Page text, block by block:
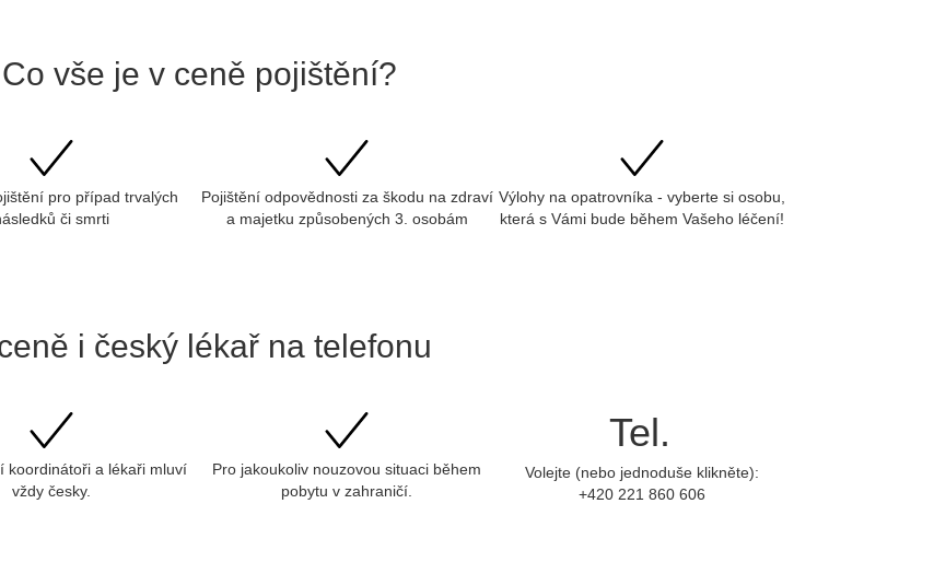
Co vše je v ceně pojištění?
pro případ trvalých
či smrti
Pojištění odpovědnosti za škodu na zdraví
a majetku způsobených 3. osobám
Výlohy na opatrovníka - vyberte si osobu,
která s Vámi bude během Vašeho léčení!
i český lékař na telefonu
koordinátoři a lékaři mluví
vždy česky.
Pro jakoukoliv nouzovou situaci během
pobytu v zahraničí.
Tel.
Volejte (nebo jednoduše klikněte):
+420 221 860 606